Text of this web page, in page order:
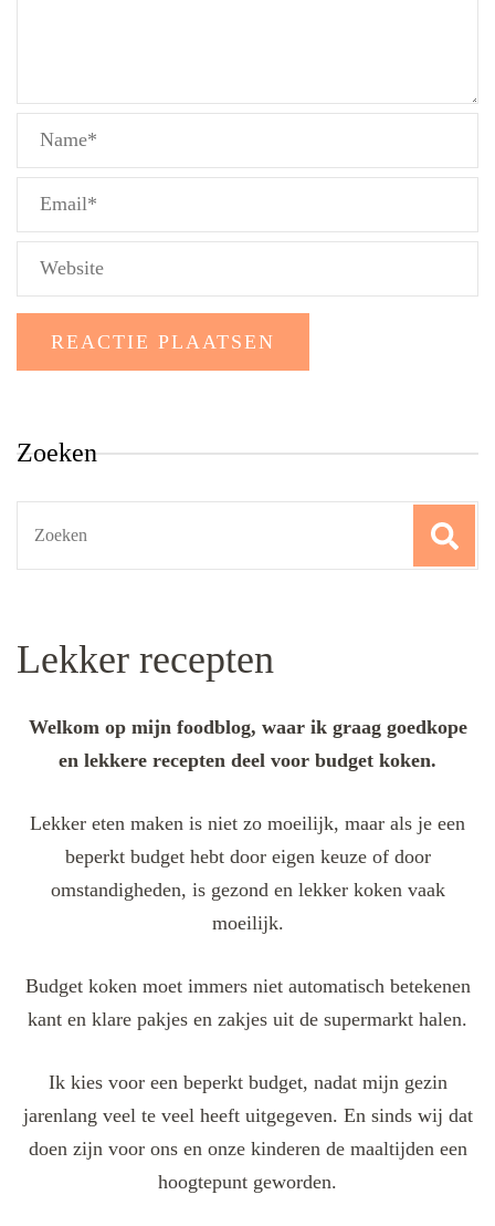
Zoeken
Lekker recepten
Welkom op mijn foodblog, waar ik graag goedkope
en lekkere recepten deel voor budget koken.
Lekker eten maken is niet zo moeilijk, maar als je een
beperkt budget hebt door eigen keuze of door
omstandigheden, is gezond en lekker koken vaak
moeilijk.
Budget koken moet immers niet automatisch betekenen
kant en klare pakjes en zakjes uit de supermarkt halen.
Ik kies voor een beperkt budget, nadat mijn gezin
jarenlang veel te veel heeft uitgegeven. En sinds wij dat
doen zijn voor ons en onze kinderen de maaltijden een
hoogtepunt geworden.